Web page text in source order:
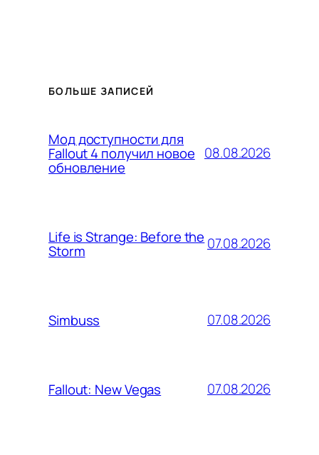
БОЛЬШЕ ЗАПИСЕЙ
Мод доступности для
Fallout 4 получил новое
обновление
08.08.2026
Life is Strange: Before the
Storm 07.08.2026
Simbuss 07.08.2026
Fallout: New Vegas 07.08.2026